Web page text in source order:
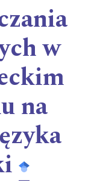
w
na